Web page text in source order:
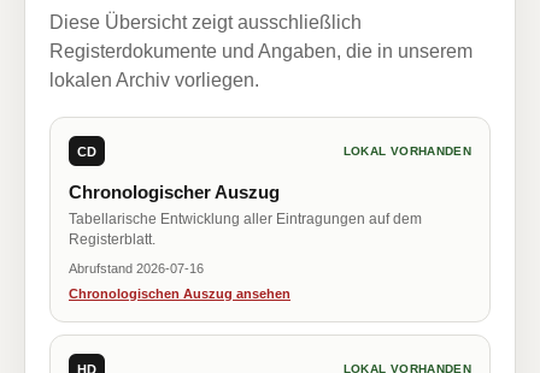
Diese Übersicht zeigt ausschließlich
Registerdokumente und Angaben, die in unserem
lokalen Archiv vorliegen.
CD LOKAL VORHANDEN
Chronologischer Auszug
Tabellarische Entwicklung aller Eintragungen auf dem
Registerblatt.
Abrufstand 2026-07-16
Chronologischen Auszug ansehen
HD LOKAL VORHANDEN